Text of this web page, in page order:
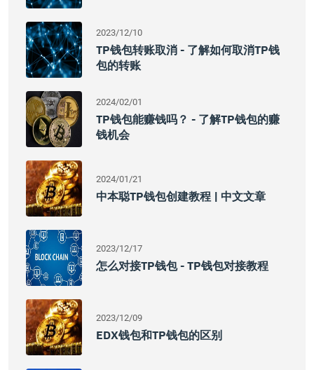
2023/12/10
TP钱包转账取消 - 了解如何取消TP钱
包的转账
2024/02/01
TP钱包能赚钱吗？ - 了解TP钱包的赚
钱机会
2024/01/21
中本聪TP钱包创建教程 | 中文文章
2023/12/17
怎么对接TP钱包 - TP钱包对接教程
2023/12/09
EDX钱包和TP钱包的区别